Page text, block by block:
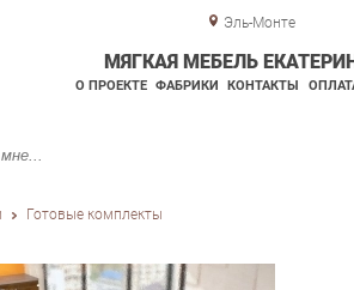
Эль-Монте
МЯГКАЯ МЕБЕЛЬ
О ПРОЕКТЕ ФАБРИКИ КОНТАКТЫ
Готовые комплекты